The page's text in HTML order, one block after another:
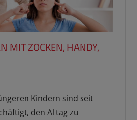
MIT ZOCKEN, HANDY,
Kindern sind seit
den Alltag zu